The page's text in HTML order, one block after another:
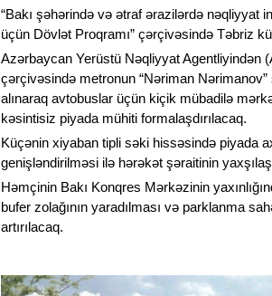
“Bakı şəhərində və ətraf ərazilərdə nəqliyyat
üçün Dövlət Proqramı” çərçivəsində Təbriz
Azərbaycan Yerüstü Nəqliyyat Agentliyindən
çərçivəsində metronun “Nəriman Nərimanov”
alınaraq avtobuslar üçün kiçik mübadilə
kəsintisiz piyada mühiti formalaşdırılacaq.
Küçənin xiyaban tipli səki hissəsində piyada
genişləndirilməsi ilə hərəkət şəraitinin
Həmçinin Bakı Konqres Mərkəzinin
bufer zolağının yaradılması və parklanma
artırılacaq.